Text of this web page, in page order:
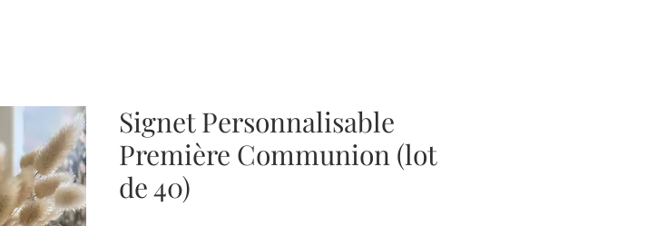
Signet Personnalisable
Première Communion (lot
de 40)